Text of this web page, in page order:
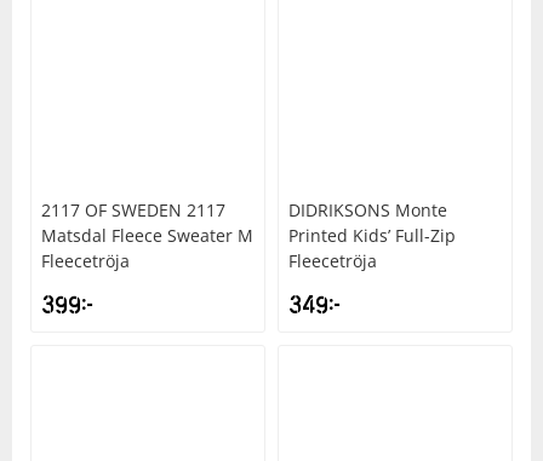
2117 OF SWEDEN 2117
Matsdal Fleece Sweater M
Fleecetröja
399kr
DIDRIKSONS Monte
Printed Kids’ Full-Zip
Fleecetröja
349kr